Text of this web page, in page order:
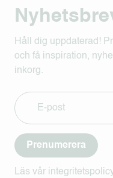
Håll dig uppdaterad!
och få inspiration,
inkorg.
Prenumerera
Läs vår